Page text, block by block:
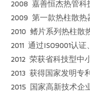
2008 嘉善恒杰热管科
2009 第一款热柱散热
2010 鳍片系列热柱散
2011 通过ISO9001认
2012 荣获省科技型中
2013 获得国家发明专
2015 国家高新技术企